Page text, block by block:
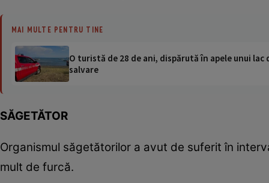
MAI MULTE PENTRU TINE
O turistă de 28 de ani, dispărută în apele unui
salvare
SĂGETĂTOR
Organismul săgetătorilor a avut de suferit în
mult de furcă.